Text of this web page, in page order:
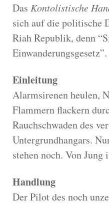
Das Kontolistische
sich auf die politische
Riah Republik, denn
Einwanderungsgesetz”.
Einleitung
Alarmsirenen heulen,
Flammern flackern
Rauchschwaden des
Untergrundhangars.
stehen noch. Von Jung
Handlung
Der Pilot des noch